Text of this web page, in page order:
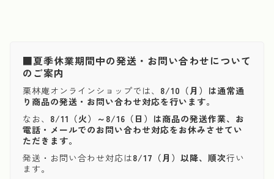
■夏季休業期間中の発送・お問い合わせについて
のご案内
栗林庵オンラインショップでは、 8/10（月）は通常通
り商品の発送・お問い合わせ対応を行います。
なお、 8/11（火）～8/16（日）は商品の発送作業、お
電話・メールでのお問い合わせ対応をお休みさせてい
ただきます。
発送・お問い合わせ対応は8/17（月）以降、順次行い
ます。